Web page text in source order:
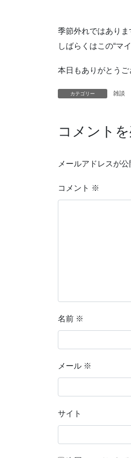
季節外れではありま
しばらくはこの“マ
本日もありがとうご
カテゴリー 雑談
コメント
メールアドレスが
コメント ※
名前 ※
メール ※
サイト